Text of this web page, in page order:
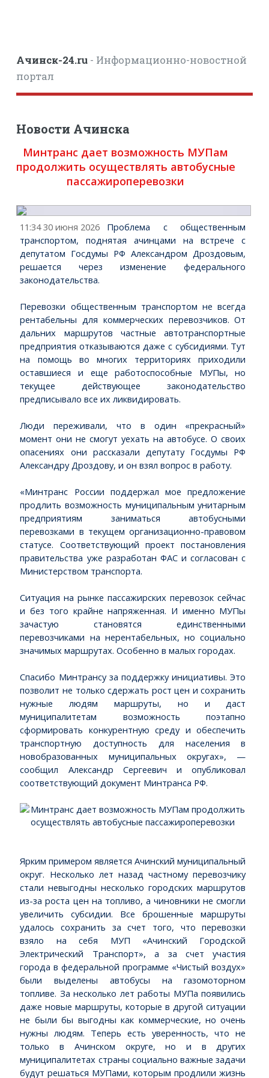
Ачинск-24.ru- Информационно-новостной
портал
Новости Ачинска
Минтранс дает возможность МУПам
продолжить осуществлять автобусные
пассажироперевозки
11:34 30 июня 2026
Проблема с общественным
транспортом, поднятая ачинцами на встрече с
депутатом Госдумы РФ Александром Дроздовым,
решается через изменение федерального
законодательства.
Перевозки общественным транспортом не всегда
рентабельны для коммерческих перевозчиков. От
дальних маршрутов частные автотранспортные
предприятия отказываются даже с субсидиями. Тут
на помощь во многих территориях приходили
оставшиеся и еще работоспособные МУПы, но
текущее действующее законодательство
предписывало все их ликвидировать.
Люди переживали, что в один «прекрасный»
момент они не смогут уехать на автобусе. О своих
опасениях они рассказали депутату Госдумы РФ
Александру Дроздову, и он взял вопрос в работу.
«Минтранс России поддержал мое предложение
продлить возможность муниципальным унитарным
предприятиям заниматься автобусными
перевозками в текущем организационно-правовом
статусе. Соответствующий проект постановления
правительства уже разработан ФАС и согласован с
Министерством транспорта.
Ситуация на рынке пассажирских перевозок сейчас
и без того крайне напряженная. И именно МУПы
зачастую становятся единственными
перевозчиками на нерентабельных, но социально
значимых маршрутах. Особенно в малых городах.
Спасибо Минтрансу за поддержку инициативы. Это
позволит не только сдержать рост цен и сохранить
нужные людям маршруты, но и даст
муниципалитетам возможность поэтапно
сформировать конкурентную среду и обеспечить
транспортную доступность для населения в
новобразованных муниципальных округах», —
сообщил Александр Сергеевич и опубликовал
соответствующий документ Минтранса РФ.
Ярким примером является Ачинский муниципальный
округ. Несколько лет назад частному перевозчику
стали невыгодны несколько городских маршрутов
из-за роста цен на топливо, а чиновники не смогли
увеличить субсидии. Все брошенные маршруты
удалось сохранить за счет того, что перевозки
взяло на себя МУП «Ачинский Городской
Электрический Транспорт», а за счет участия
города в федеральной программе «Чистый воздух»
были выделены автобусы на газомоторном
топливе. За несколько лет работы МУПа появились
даже новые маршруты, которые в другой ситуации
не были бы выгодны как коммерческие, но очень
нужны людям. Теперь есть уверенность, что не
только в Ачинском округе, но и в других
муниципалитетах страны социально важные задачи
будут решаться МУПами, которым продлили жизнь